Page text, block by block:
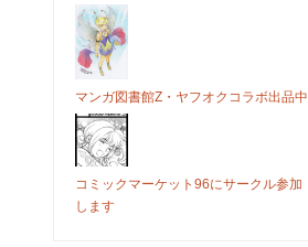
マンガ図書館Z・ヤフオクコラボ出品中
コミックマーケット96にサークル参加
します